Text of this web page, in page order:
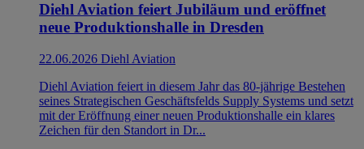
Diehl Aviation feiert Jubiläum und eröffnet
neue Produktionshalle in Dresden
22.06.2026 Diehl Aviation
Diehl Aviation feiert in diesem Jahr das 80-jährige Bestehen
seines Strategischen Geschäftsfelds Supply Systems und setzt
mit der Eröffnung einer neuen Produktionshalle ein klares
Zeichen für den Standort in Dr...